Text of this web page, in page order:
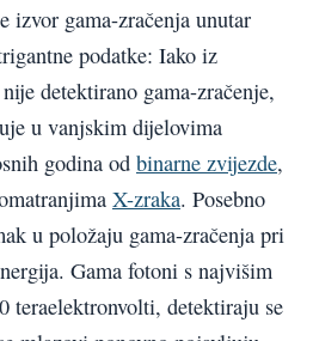
izvor gama-zračenja unutar
podatke: Iako iz
detektirano gama-zračenje,
u vanjskim dijelovima
godina od binarne zvijezde,
X-zraka. Posebno
u položaju gama-zračenja pri
Gama fotoni s najvišim
teraelektronvolti, detektiraju se